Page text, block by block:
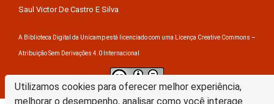
Utilizamos cookies para oferecer melhor experiência,
melhorar o desempenho, analisar como você interage
Saul Victor De Castro E Silva
A Biblioteca Digital da Unicamp está licenciado com uma Licença Creative Commons –
Atribuição Sem Derivações 4.0 Internacional